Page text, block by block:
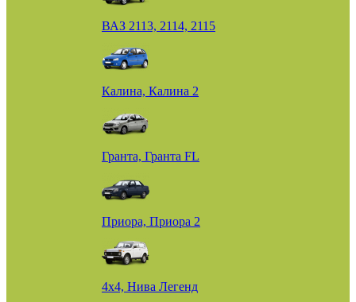
ВАЗ 2113, 2114, 2115
Калина, Калина 2
Гранта, Гранта FL
Приора, Приора 2
4х4, Нива Легенд